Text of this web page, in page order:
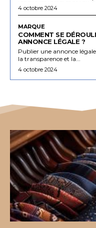
4 octobre 2024
MARQUE
COMMENT SE
ANNONCE LÉGALE ?
Publier une annonce
la transparence et la...
4 octobre 2024